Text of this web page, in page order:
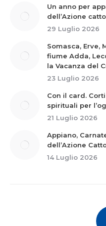
Un anno per
dell’Azione
29 Luglio 2026
Somasca, Erve,
fiume Adda,
la Vacanza del
23 Luglio 2026
Con il card.
spirituali per
21 Luglio 2026
Appiano,
dell’Azione
14 Luglio 2026